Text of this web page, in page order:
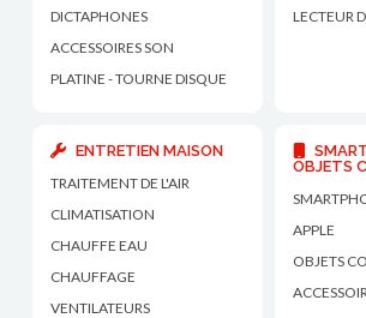
DICTAPHONES
ACCESSOIRES SON
PLATINE - TOURNE DISQUE
LECTEUR
ENTRETIEN MAISON
TRAITEMENT DE L'AIR
CLIMATISATION
CHAUFFE EAU
CHAUFFAGE
VENTILATEURS
OBJETS
APPLE
OBJETS